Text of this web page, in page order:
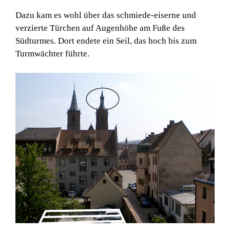
Dazu kam es wohl über das schmiede-eiserne und
verzierte Türchen auf Augenhöhe am Fuße des
Südturmes. Dort endete ein Seil, das hoch bis zum
Turmwächter führte.